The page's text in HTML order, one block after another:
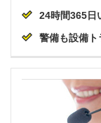
24時間365日
警備も設備